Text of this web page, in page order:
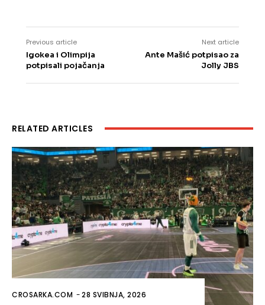
Previous article
Igokea i Olimpija
potpisali pojačanja
Next article
Ante Mašić potpisao za
Jolly JBS
RELATED ARTICLES
CROSARKA.COM -28 SVIBNJA, 2026